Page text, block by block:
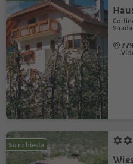
Su richiesta